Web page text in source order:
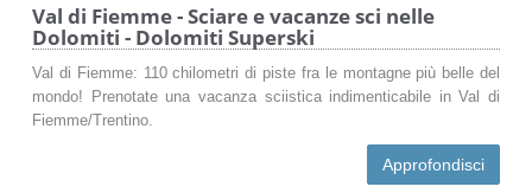
Val di Fiemme - Sciare e vacanze sci nelle
Dolomiti - Dolomiti Superski
Val di Fiemme: 110 chilometri di piste fra le montagne più belle del
mondo! Prenotate una vacanza sciistica indimenticabile in Val di
Fiemme/Trentino.
Approfondisci